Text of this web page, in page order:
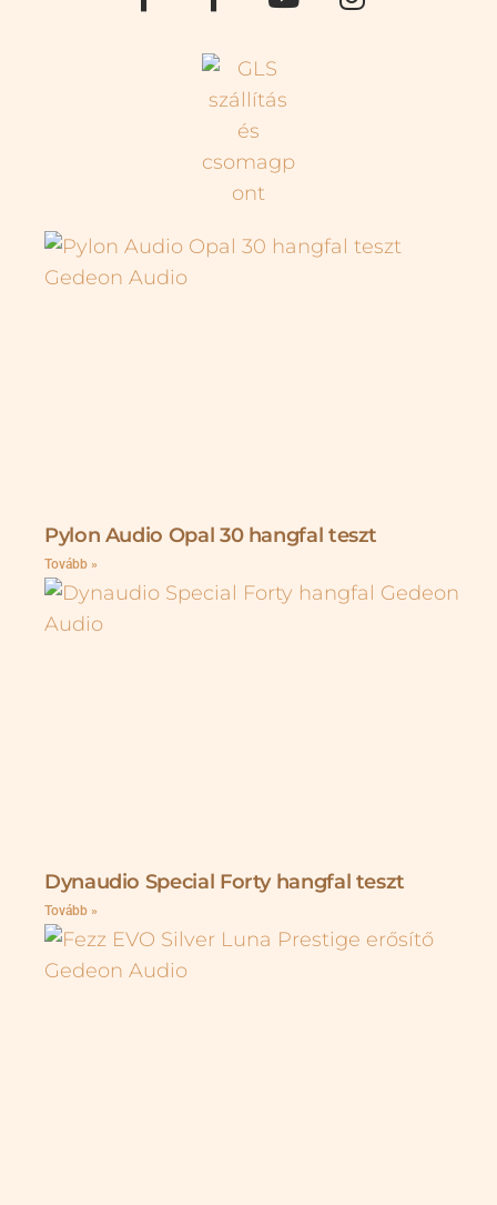
Pylon Audio Opal 30 hangfal teszt
Tovább »
Dynaudio Special Forty hangfal teszt
Tovább »